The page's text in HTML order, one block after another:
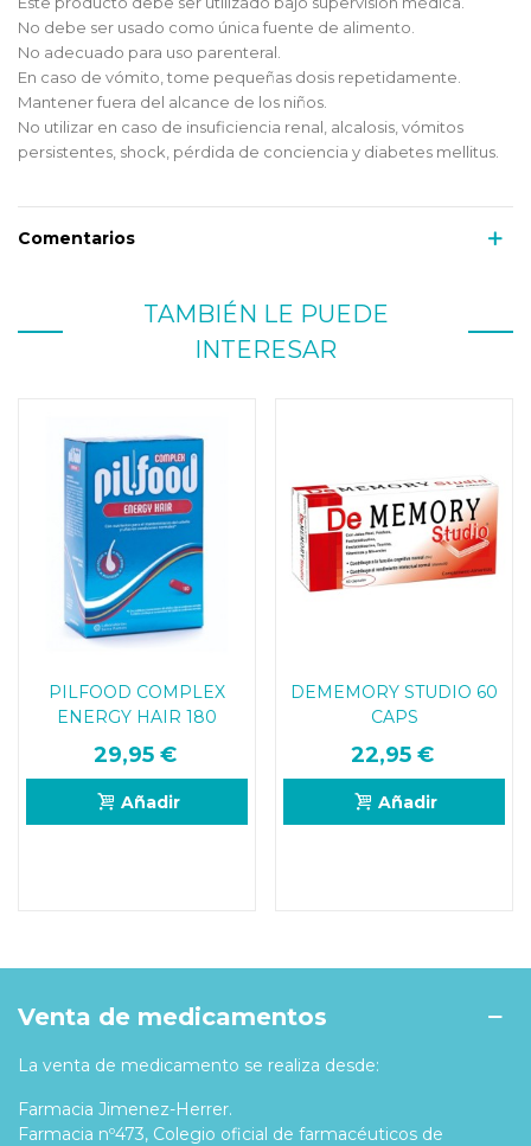
No debe ser usado como única fuente de alimento.
No adecuado para uso parenteral.
En caso de vómito, tome pequeñas dosis repetidamente.
Mantener fuera del alcance de los niños.
No utilizar en caso de insuficiencia renal, alcalosis, vómitos
persistentes, shock, pérdida de conciencia y diabetes mellitus.
Comentarios
TAMBIÉN LE PUEDE
INTERESAR
PILFOOD COMPLEX
ENERGY HAIR 180
COMPRIMIDOS
29,95 €
Añadir
DEMEMORY STUDIO 60
CAPS
22,95 €
Añadir
Venta de medicamentos
La venta de medicamento se realiza desde:
Farmacia Jimenez-Herrer.
Farmacia nº473, Colegio oficial de farmacéuticos de